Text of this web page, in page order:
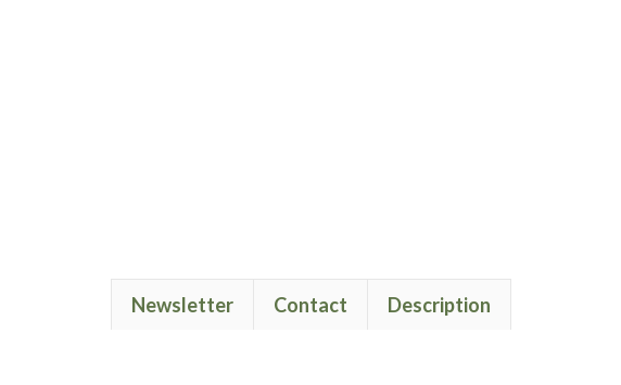
Newsletter Contact Description